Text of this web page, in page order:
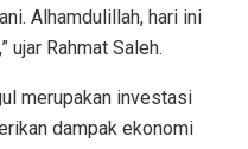
Alhamdulillah, hari ini
ujar Rahmat Saleh.
merupakan investasi
dampak ekonomi